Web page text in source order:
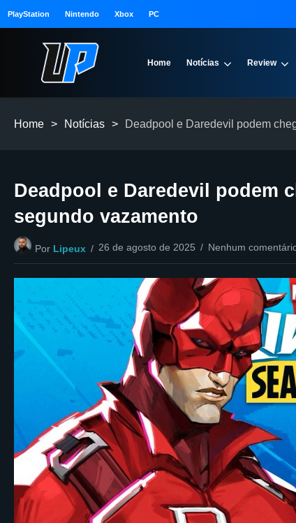
PlayStation Nintendo Xbox PC
Home Notícias Review
Home > Notícias > Deadpool e Daredevil podem
Deadpool e Daredevil podem
segundo vazamento
Por Lipeux 26 de agosto de 2025 Nenhum